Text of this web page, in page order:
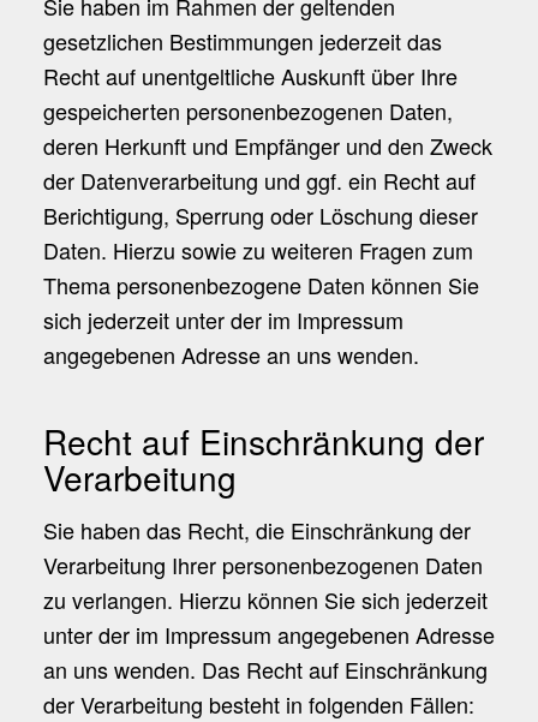
gesetzlichen Bestimmungen jederzeit das
Recht auf unentgeltliche Auskunft über Ihre
gespeicherten personenbezogenen Daten,
deren Herkunft und Empfänger und den Zweck
der Datenverarbeitung und ggf. ein Recht auf
Berichtigung, Sperrung oder Löschung dieser
Daten. Hierzu sowie zu weiteren Fragen zum
Thema personenbezogene Daten können Sie
sich jederzeit unter der im Impressum
angegebenen Adresse an uns wenden.
Recht auf Einschränkung der
Verarbeitung
Sie haben das Recht, die Einschränkung der
Verarbeitung Ihrer personenbezogenen Daten
zu verlangen. Hierzu können Sie sich jederzeit
unter der im Impressum angegebenen Adresse
an uns wenden. Das Recht auf Einschränkung
der Verarbeitung besteht in folgenden Fällen: